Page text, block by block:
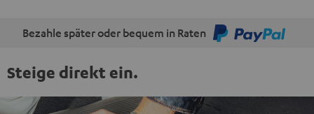
Bezahle später oder bequem in Raten
Steige direkt ein.